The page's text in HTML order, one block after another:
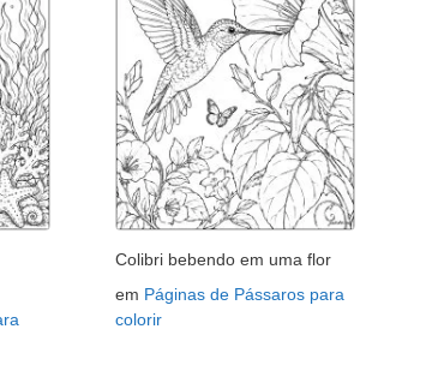
Colibri bebendo em uma flor
em Páginas de Pássaros para
colorir